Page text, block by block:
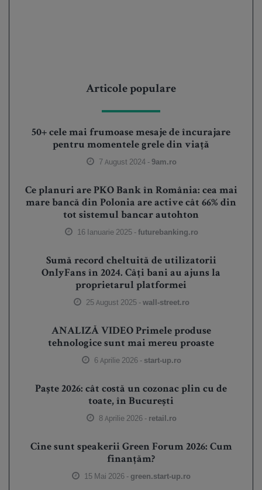
Articole populare
50+ cele mai frumoase mesaje de încurajare
pentru momentele grele din viață
7 August 2024 -9am.ro
Ce planuri are PKO Bank în România: cea mai
mare bancă din Polonia are active cât 66% din
tot sistemul bancar autohton
16 Ianuarie 2025 -futurebanking.ro
Sumă record cheltuită de utilizatorii
OnlyFans în 2024. Câți bani au ajuns la
proprietarul platformei
25 August 2025 -wall-street.ro
ANALIZĂ VIDEO Primele produse
tehnologice sunt mai mereu proaste
6 Aprilie 2026 - start-up.ro
Paște 2026: cât costă un cozonac plin cu de
toate, în București
8 Aprilie 2026 - retail.ro
Cine sunt speakerii Green Forum 2026: Cum
finanțăm?
15 Mai 2026 - green.start-up.ro